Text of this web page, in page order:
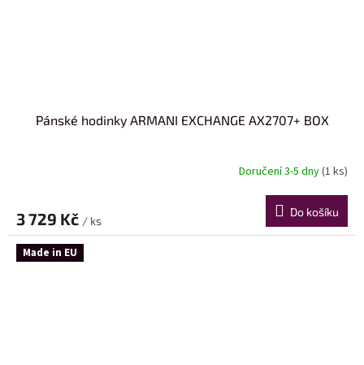
Pánské hodinky ARMANI EXCHANGE AX2707+ BOX
Doručení 3-5 dny(1 ks)
3 729 Kč / ks
Do košíku
Made in EU